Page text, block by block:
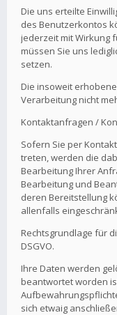
Die uns erteilte
des Benutzerkontos
jederzeit mit Wirkung
müssen Sie uns
setzen.
Die insoweit
Verarbeitung nicht
Kontaktanfragen /
Sofern Sie per
treten, werden die
Bearbeitung Ihrer
Bearbeitung und
deren Bereitstellung
allenfalls
Rechtsgrundlage für
DSGVO.
Ihre Daten werden
beantwortet worden
sich etwaig